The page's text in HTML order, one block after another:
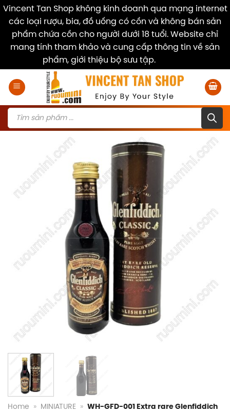
Vincent Tan Shop không kinh doanh qua mạng internet
các loại rượu, bia, đồ uống có cồn và không bán sản
phẩm chứa cồn cho người dưới 18 tuổi. Website chỉ
mang tính tham khảo và cung cấp thông tin về sản
phẩm, giới thiệu bộ sưu tập.
Products
search
Home » MINIATURE » WH-GFD-001 Extra rare Glenfiddich